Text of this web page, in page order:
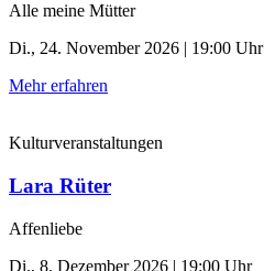
Alle meine Mütter
Di., 24. November 2026 | 19:00 Uhr
Mehr erfahren
Kulturveranstaltungen
Lara Rüter
Affenliebe
Di., 8. Dezember 2026 | 19:00 Uhr